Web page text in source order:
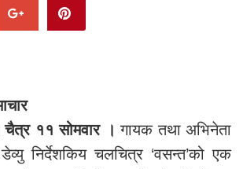
११ सोमवार । गायक तथा अभिनेता
निर्देशकिय चलचित्र ‘वसन्त’को एक